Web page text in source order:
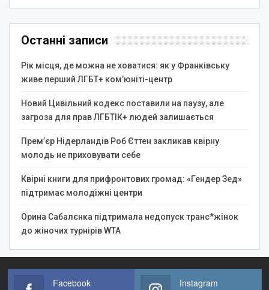
Останні записи
Рік місця, де можна не ховатися: як у Франківську
живе перший ЛГБТ+ ком’юніті-центр
Новий Цивільний кодекс поставили на паузу, але
загроза для прав ЛГБТІК+ людей залишається
Прем’єр Нідерландів Роб Єттен закликав квірну
молодь не приховувати себе
Квірні книги для прифронтових громад: «Гендер Зед»
підтримає молодіжні центри
Орина Сабалєнка підтримала недопуск транс*жінок
до жіночих турнірів WTA
Facebook Instagram